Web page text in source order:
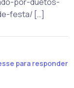
festa/ […]
para responder